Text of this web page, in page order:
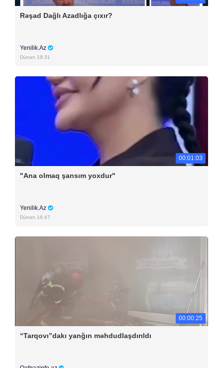
Rəşad Dağlı Azadlığa çıxır?
Yenilik.Az
Dünən 19:31
00:01:03
"Ana olmaq şansım yoxdur"
Yenilik.Az
Dünən 16:47
00:00:25
“Tarqovı”dakı yanğın məhdudlaşdırıldı